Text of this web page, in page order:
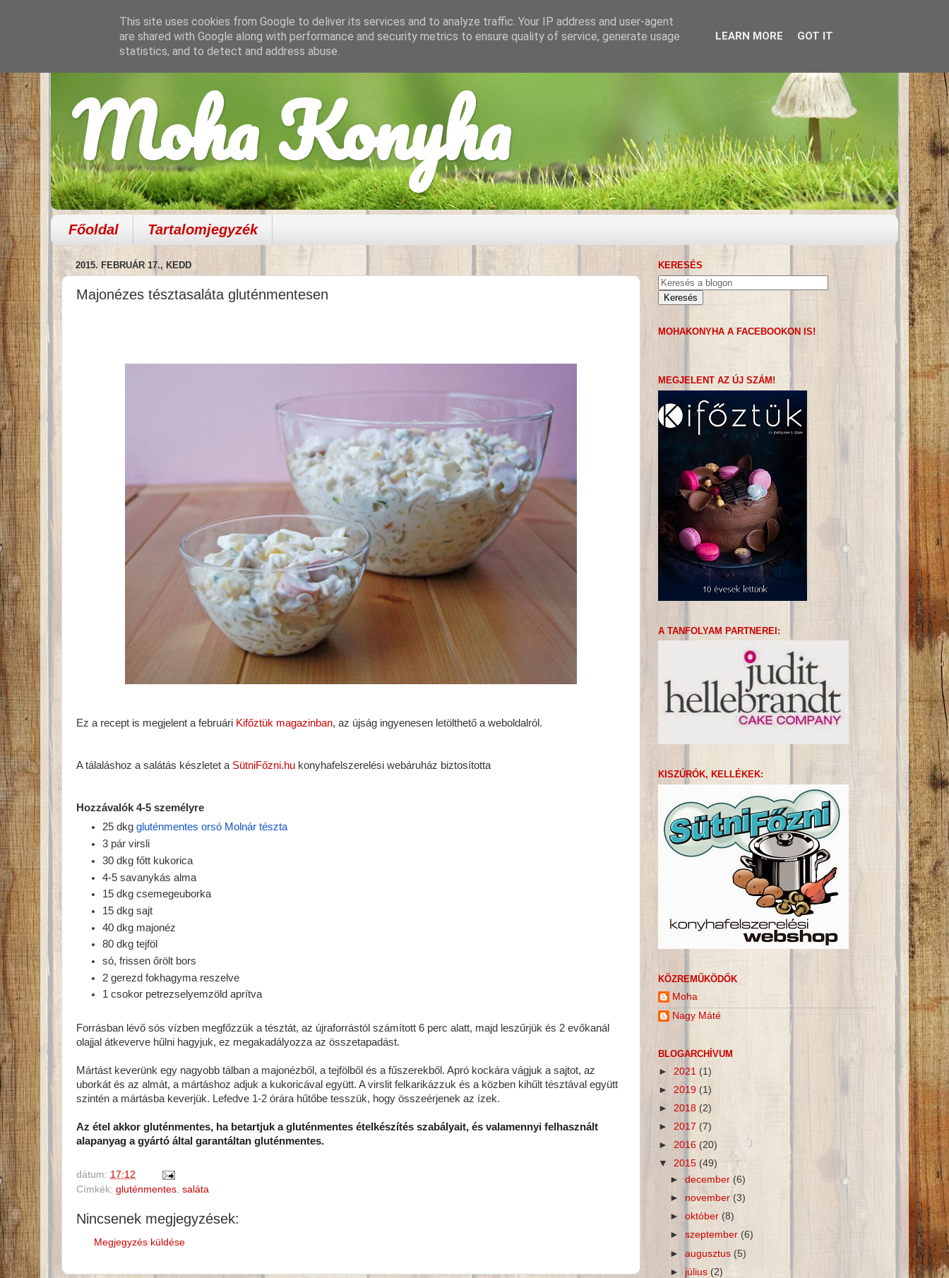
Moha Konyha
Főoldal Tartalomjegyzék
2015. FEBRUÁR 17., KEDD
Majonézes tésztasaláta gluténmentesen
Ez a recept is megjelent a februári Kifőztük magazinban, az újság ingyenesen letölthető a weboldalról.
A tálaláshoz a salátás készletet a SütniFőzni.hu konyhafelszerelési webáruház biztosította
Hozzávalók 4-5 személyre
25 dkg gluténmentes orsó Molnár tészta
3 pár virsli
30 dkg főtt kukorica
4-5 savanykás alma
15 dkg csemegeuborka
15 dkg sajt
40 dkg majonéz
80 dkg tejföl
só, frissen őrölt bors
2 gerezd fokhagyma reszelve
1 csokor petrezselyemzöld aprítva
Forrásban lévő sós vízben megfőzzük a tésztát, az újraforrástól számított 6 perc alatt, majd leszűrjük és 2 evőkanál
olajjal átkeverve hűlni hagyjuk, ez megakadályozza az összetapadást.
Mártást keverünk egy nagyobb tálban a majonézből, a tejfölből és a fűszerekből. Apró kockára vágjuk a sajtot, az
uborkát és az almát, a mártáshoz adjuk a kukoricával együtt. A virslit felkarikázzuk és a közben kihűlt tésztával együtt
szintén a mártásba keverjük. Lefedve 1-2 órára hűtőbe tesszük, hogy összeérjenek az ízek.
Az étel akkor gluténmentes, ha betartjuk a gluténmentes ételkészítés szabályait, és valamennyi felhasznált
alapanyag a gyártó által garantáltan gluténmentes.
dátum: 17:12
Címkék: gluténmentes saláta
Nincsenek megjegyzések:
Megjegyzés küldése
KERESÉS
MOHAKONYHA A FACEBOOKON IS!
MEGJELENT AZ ÚJ SZÁM!
A TANFOLYAM PARTNEREI:
KISZÚRÓK, KELLÉKEK:
KÖZREMŰKÖDŐK
Moha
Nagy Máté
BLOGARCHÍVUM
► 2021 (1)
► 2019 (1)
► 2018 (2)
► 2017 (7)
► 2016 (20)
▼ 2015 (49)
►december(6)
► november(3)
►október(8)
►szeptember(6)
►augusztus (5)
► július(2)
This site uses cookies from Google to deliver its services and to analyze traffic. Your IP address and user-agent
are shared with Google along with performance and security metrics to ensure quality of service, generate usage
statistics, and to detect and address abuse.
LEARN MORE GOT IT